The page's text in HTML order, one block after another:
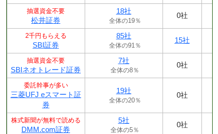
抽選資金不要
松井証券
18社
全体の19％
0社
2千円もらえる
SBI証券
85社
全体の91％
15社
抽選資金不要
SBIネオトレード証券
7社
全体の8％
0社
委託幹事が多い
三菱UFJ eスマート証
券
19社
全体の20％
0社
株式新聞が無料で読める
DMM.com証券
5社
全体の5％
0社